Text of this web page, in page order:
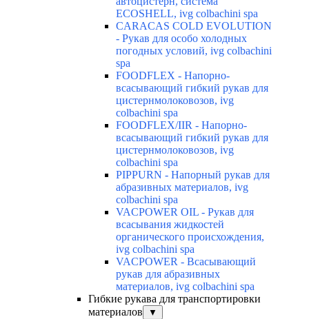
ECOSHELL, ivg colbachini spa
CARACAS COLD EVOLUTION
- Рукав для особо холодных
погодных условий, ivg colbachini
spa
FOODFLEX - Напорно-
всасывающий гибкий рукав для
цистернмолоковозов, ivg
colbachini spa
FOODFLEX/IIR - Напорно-
всасывающий гибкий рукав для
цистернмолоковозов, ivg
colbachini spa
PIPPURN - Напорный рукав для
абразивных материалов, ivg
colbachini spa
VACPOWER OIL - Рукав для
всасывания жидкостей
органического происхождения,
ivg colbachini spa
VACPOWER - Всасывающий
рукав для абразивных
материалов, ivg colbachini spa
Гибкие рукава для транспортировки
материалов
▼